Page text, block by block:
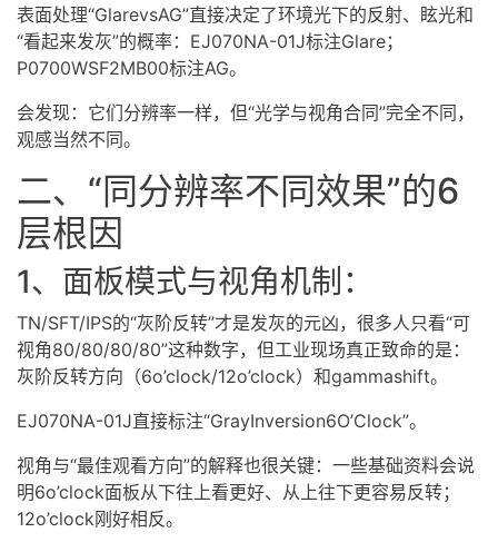
表面处理“GlarevsAG”直接决定了环境光下的反射、眩光和
“看起来发灰”的概率：EJ070NA-01J标注Glare；
P0700WSF2MB00标注AG。
会发现：它们分辨率一样，但“光学与视角合同”完全不同，
观感当然不同。
二、“同分辨率不同效果”的6
层根因
1、面板模式与视角机制：
TN/SFT/IPS的“灰阶反转”才是发灰的元凶，很多人只看“可
视角80/80/80/80”这种数字，但工业现场真正致命的是：
灰阶反转方向（6o’clock/12o’clock）和gammashift。
EJ070NA-01J直接标注“GrayInversion6O’Clock”。
视角与“最佳观看方向”的解释也很关键：一些基础资料会说
明6o’clock面板从下往上看更好、从上往下更容易反转；
12o’clock刚好相反。